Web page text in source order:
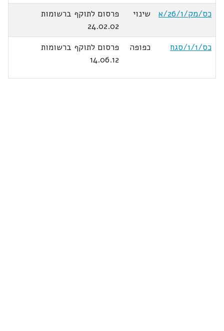
כס/מק/26/1/א
שינוי
פרסום לתוקף ברשומות
24.02.02
כס/1/1/סגח
כפופה
פרסום לתוקף ברשומות
14.06.12